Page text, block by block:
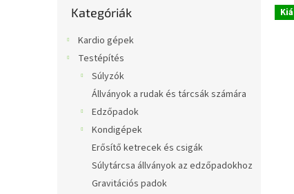
átugrása
Kategóriák
Kardio gépek
Testépítés
Súlyzók
Állványok a rudak és tárcsák számára
Edzőpadok
Kondigépek
Erősítő ketrecek és csigák
Súlytárcsa állványok az edzőpadokhoz
Gravitációs padok